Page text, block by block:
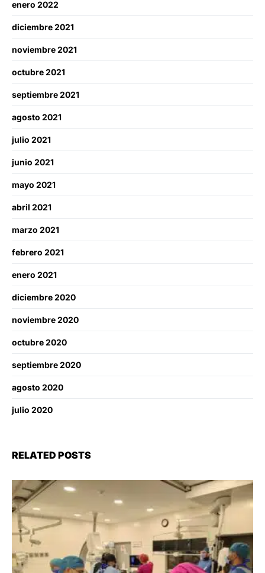
enero 2022
diciembre 2021
noviembre 2021
octubre 2021
septiembre 2021
agosto 2021
julio 2021
junio 2021
mayo 2021
abril 2021
marzo 2021
febrero 2021
enero 2021
diciembre 2020
noviembre 2020
octubre 2020
septiembre 2020
agosto 2020
julio 2020
RELATED POSTS